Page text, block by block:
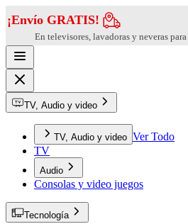
¡Envío GRATIS!
En televisores, lavadoras y neveras para
TV, Audio y video
TV, Audio y video Ver Todo
TV
Audio
Consolas y video juegos
Tecnología